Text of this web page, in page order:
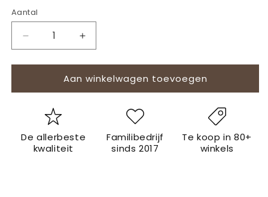
Aantal
Aantal
verlagen
voor
Bamischijf
Frituur
Aantal
verhogen
voor
Welten
Bamischijf
Aan winkelwagen toevoegen
De allerbeste
kwaliteit
Familibedrijf
sinds 2017
Te koop in 80+
winkels